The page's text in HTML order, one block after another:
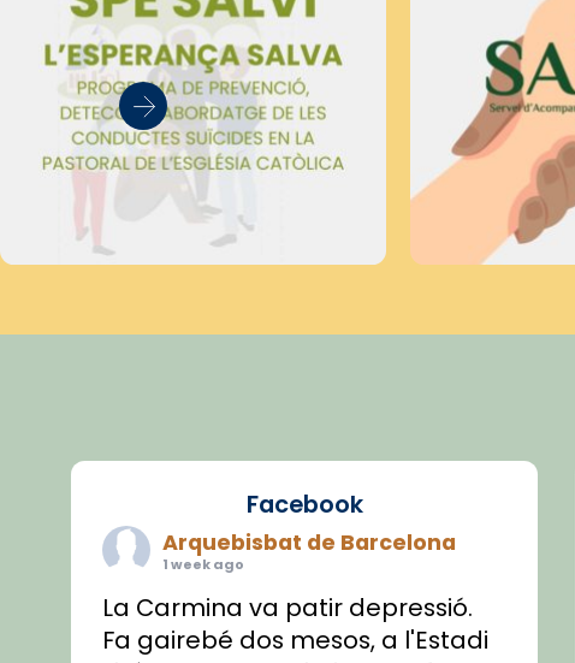
Facebook
Arquebisbat de Barcelona
1 week ago
La Carmina va patir depressió.
Fa gairebé dos mesos, a l'Estadi